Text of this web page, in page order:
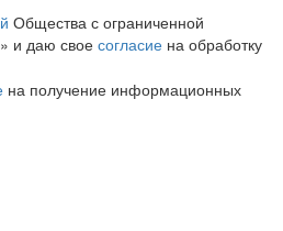
Общества с ограниченной
и даю свое согласие на обработку
на получение информационных